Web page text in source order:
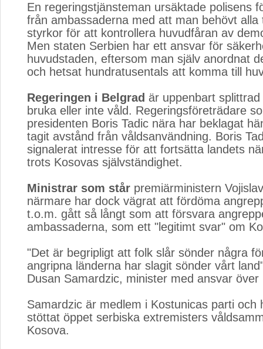
En regeringstjänsteman ursäktade polisens
från ambassaderna med att man behövt alla
styrkor för att kontrollera huvudfåran av
Men staten Serbien har ett ansvar för
huvudstaden, eftersom man själv anordnat
och hetsat hundratusentals att komma till
Regeringen i Belgrad är uppenbart
bruka eller inte våld. Regeringsföreträdare
presidenten Boris Tadic nära har beklagat
tagit avstånd från våldsanvändning. Boris
signalerat intresse för att fortsätta landets
trots Kosovas självständighet.
Ministrar som står premiärministern
närmare har dock vägrat att fördöma
t.o.m. gått så långt som att försvara
ambassaderna, som ett "legitimt svar" om
"Det är begripligt att folk slår sönder några
angripna länderna har slagit sönder vårt
Dusan Samardzic, minister med ansvar över
Samardzic är medlem i Kostunicas parti och
stöttat öppet serbiska extremisters
Kosova.